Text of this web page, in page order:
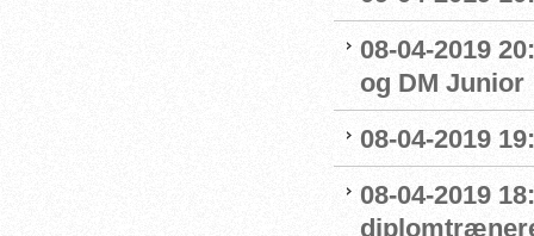
08-04-2019
og DM Junior
08-04-2019
08-04-2019